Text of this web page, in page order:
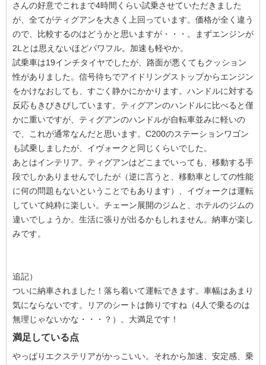
さんの好意でこれまで4時間くらい試乗させていただきました
が、全てがティグアンを大きく上回っています。価格が全く違う
ので、比較するのはどうかと思いますが・・・。まずエンジンが
2Lとは思えないほどパワフル。加速も軽やか。
試乗車は19インチタイヤでしたが、路面が悪くてもクッション
性がありました。信号待ちでアイドリングストップからエンジン
をかけなおしても、すごく静かにかかります。ハンドルに対する
反応もきびきびしています。ティグアンのハンドルに比べると僅
かに重いですが、ティグアンのハンドルが自転車並みに軽いの
で、これが通常なんだと思います。C200のステーションワゴン
も試乗しましたが、イヴォークと同じくらいでした。
あとはインテリア。ティグアンはどこまでいっても、移動する手
段でしかありませんでしたが（逆に言うと、移動車としての性能
に何の問題もないということでもあります）、イヴォークは運転
していて純粋に楽しい。チェーン展開のジムと、ホテルのジムの
違いでしょうか。生活に張りが出るかもしれません。納車が楽し
みです。
追記）
ついに納車されました！落ち着いて運転できます。車幅はあまり
気にならないです。リアのシートは飾りですね（4人で乗るのは
無理じゃないかな・・・？）。大満足です！
満足している点
やっぱりエクステリアがかっこいい。それから加速、安定感、乗